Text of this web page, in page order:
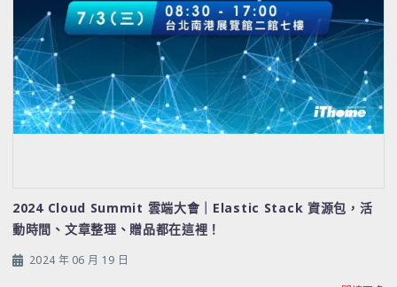
2024 Cloud Summit 雲端大會｜Elastic Stack 資源包，活
動時間、文章整理、贈品都在這裡！
2024 年 06 月 19 日